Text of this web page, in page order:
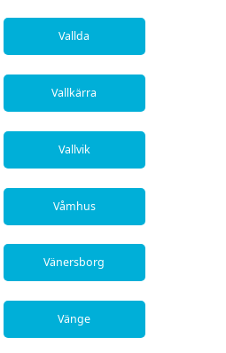
Vallda
Vallkärra
Vallvik
Våmhus
Vänersborg
Vänge